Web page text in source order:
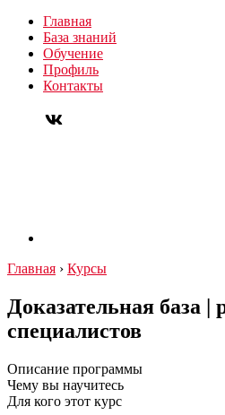
Главная
База знаний
Обучение
Профиль
Контакты
Главная › Курсы
Доказательная база |
специалистов
Описание программы
Чему вы научитесь
Для кого этот курс